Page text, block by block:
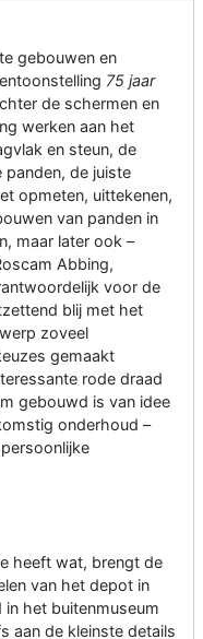
gebouwen en
75 jaar
de schermen en
werken aan het
en steun, de
de juiste
opmeten, uittekenen,
van panden in
maar later ook –
Abbing,
voor de
blij met het
zoveel
gemaakt
rode draad
gebouwd is van idee
onderhoud –
heeft wat, brengt de
van het depot in
het buitenmuseum
aan de kleinste details